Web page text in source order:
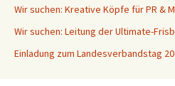
Wir suchen: Kreative Köpfe für PR &
Wir suchen: Leitung der Ultimate-
Einladung zum Landesverbandstag